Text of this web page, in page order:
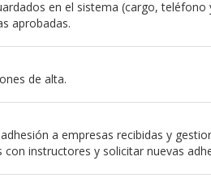
en el sistema (cargo,
aprobadas.
de alta.
a empresas recibidas y
instructores y solicitar nuevas